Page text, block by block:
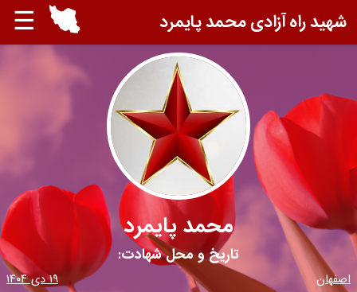
☰ شهید راه آزادی محمد پایمرد
محمد پایمرد
تاریخ و محل شهادت:
اصفهان ۱۹ دی ۱۴۰۴